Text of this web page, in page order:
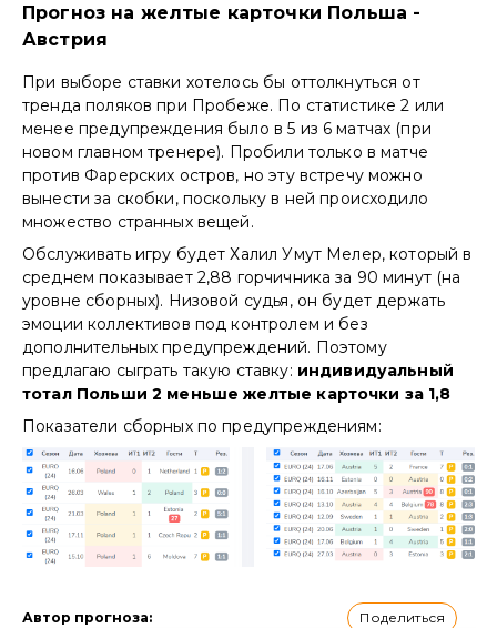
Прогноз на желтые карточки Польша -
Австрия
При выборе ставки хотелось бы оттолкнуться от
тренда поляков при Пробеже. По статистике 2 или
менее предупреждения было в 5 из 6 матчах (при
новом главном тренере). Пробили только в матче
против Фарерских остров, но эту встречу можно
вынести за скобки, поскольку в ней происходило
множество странных вещей.
Обслуживать игру будет Халил Умут Мелер, который в
среднем показывает 2,88 горчичника за 90 минут (на
уровне сборных). Низовой судья, он будет держать
эмоции коллективов под контролем и без
дополнительных предупреждений. Поэтому
предлагаю сыграть такую ставку: индивидуальный
тотал Польши 2 меньше желтые карточки за 1,8
Показатели сборных по предупреждениям:
Автор прогноза: Поделиться